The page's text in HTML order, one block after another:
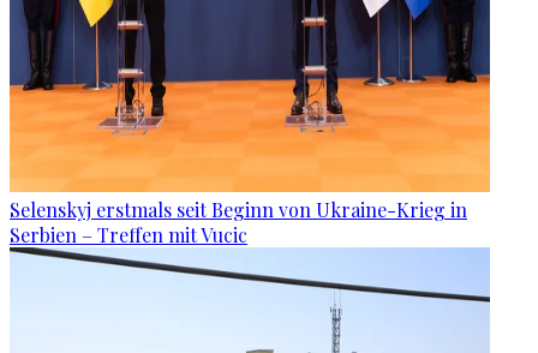
Selenskyj erstmals seit Beginn von Ukraine-Krieg in
Serbien – Treffen mit Vucic